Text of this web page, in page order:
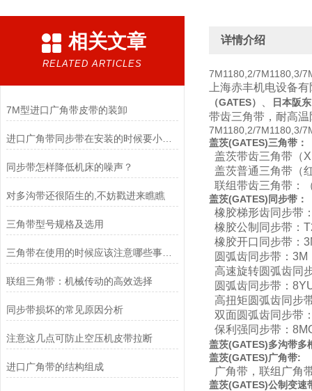
相关文章
RELATED ARTICLES
7M型进口广角带皮带的装卸
进口广角带同步带在安装的时候要小心的几个方面
同步带怎样降低机床的噪声？
对多沟带还很陌生的,不妨戳进来瞧瞧
三角带型号规格及选用
三角带在使用的时候应该注意哪些事情？
联组三角带：机械传动的高效选择
同步带损坏的常见原因分析
注意这几点可防止空压机皮带拉断
进口广角带的结构组成
详情介绍
7M1180,2/7M1180,3/
上海赤丰机电设备
（GATES） 日本阪
带齿三角带，耐高
7M1180,2/7M1180,3/
盖茨(GATES)三角带：
盖茨带齿三角带（
盖茨普通三角带（
联组带齿三角带：
盖茨(GATES)同步带：
橡胶梯形齿同步带
橡胶公制同步带：
橡胶开口同步带：
圆弧齿同步带：
高速旋转圆弧齿同
圆弧齿同步带：
高扭矩圆弧齿同步
双面圆弧齿同步带
保利强同步带：
盖茨(GATES)多沟带多
盖茨(GATES)广角带:
广角带，联组广角
盖茨(GATES)公制变速